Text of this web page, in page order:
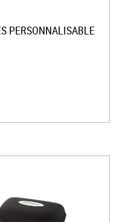
PERSONNALISABLE